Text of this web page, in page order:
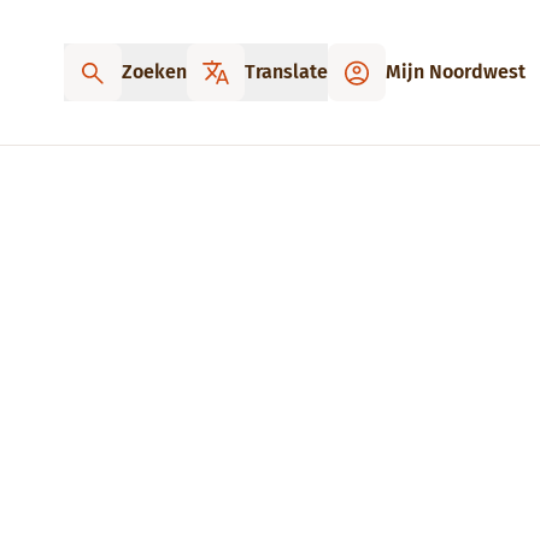
Zoeken Translate Mijn Noordwest